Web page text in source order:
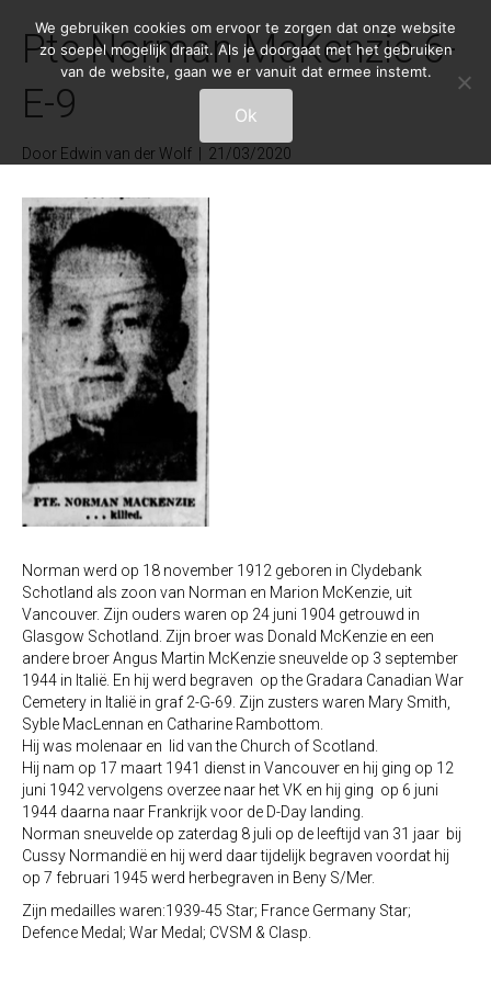
Pte Norman McKenzie 6-
E-9
Door Edwin van der Wolf 21/03/2020
Norman werd op 18 november 1912 geboren in Clydebank
Schotland als zoon van Norman en Marion McKenzie, uit
Vancouver. Zijn ouders waren op 24 juni 1904 getrouwd in
Glasgow Schotland. Zijn broer was Donald McKenzie en een
andere broer Angus Martin McKenzie sneuvelde op 3 september
1944 in Italië. En hij werd begraven op the Gradara Canadian War
Cemetery in Italië in graf 2-G-69. Zijn zusters waren Mary Smith,
Syble MacLennan en Catharine Rambottom.
Hij was molenaar en lid van the Church of Scotland.
Hij nam op 17 maart 1941 dienst in Vancouver en hij ging op 12
juni 1942 vervolgens overzee naar het VK en hij ging op 6 juni
1944 daarna naar Frankrijk voor de D-Day landing.
Norman sneuvelde op zaterdag 8 juli op de leeftijd van 31 jaar bij
Cussy Normandië en hij werd daar tijdelijk begraven voordat hij
op 7 februari 1945 werd herbegraven in Beny S/Mer.
Zijn medailles waren:1939-45 Star; France Germany Star;
Defence Medal; War Medal; CVSM & Clasp.
We gebruiken cookies om ervoor te zorgen dat onze website
zo soepel mogelijk draait. Als je doorgaat met het gebruiken
van de website, gaan we er vanuit dat ermee instemt.
Ok